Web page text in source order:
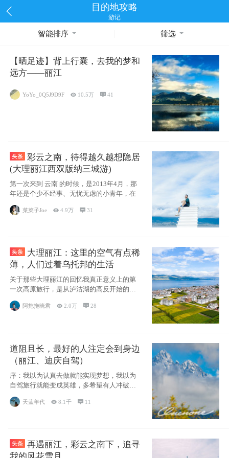
目的地攻略
游记
智能排序 筛选
【晒足迹】背上行囊，去我的梦和
远方——丽江
YoYo_0Q5J9D9F  10.5万 41
彩云之南，待得越久越想隐居
(大理丽江西双版纳三城游)
第一次来到 云南 的时候，是2013年4月，那
年还是个少不经事、无忧无虑的小青年，在
菜菜子Joe 4.9万  31
大理丽江：这里的空气有点稀
薄，人们过着乌托邦的生活
关于那些大理丽江的回忆我真正意义上的第
一次高原旅行，是从泸沽湖的高反开始的，
因为感冒
阿拖拖晓君 2.0万 28
道阻且长，最好的人注定会到身边
（丽江、迪庆自驾）
序：我以为认真去做就能实现梦想，我以为
自驾旅行就能变成英雄，多希望有人冲破疑
天蓝年代 8.1千  11
再遇丽江，彩云之南下，追寻